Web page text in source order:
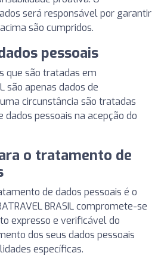
será responsável por garantir
são cumpridos.
pessoais
que são tratadas em
são apenas dados de
circunstância são tratadas
dados pessoais na acepção do
o tratamento de
de dados pessoais é o
BRASIL compromete-se
expresso e verificável do
dos seus dados pessoais
específicas.